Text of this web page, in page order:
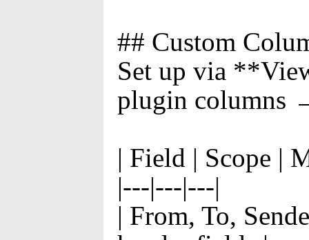
## Custom
Set up via
plugin columns
| Field | Scope |
|---|---|---|
| From, To,